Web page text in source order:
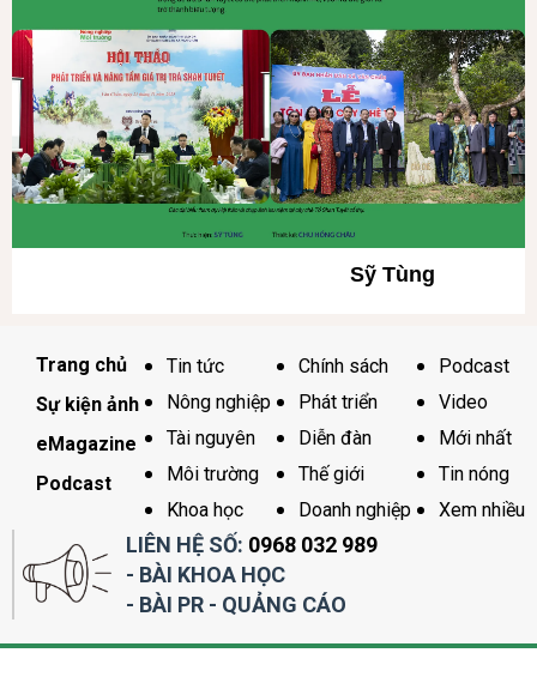
Sỹ Tùng
Trang chủ
Sự kiện ảnh
eMagazine
Podcast
Tin tức
Nông nghiệp
Tài nguyên
Môi trường
Khoa học
Chính sách
Phát triển
Diễn đàn
Thế giới
Doanh nghiệp
Podcast
Video
Mới nhất
Tin nóng
Xem nhiều
LIÊN HỆ SỐ: 0968 032 989
- BÀI KHOA HỌC
- BÀI PR - QUẢNG CÁO